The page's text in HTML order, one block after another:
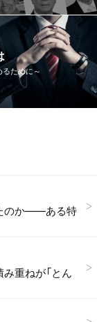
ために～
のか——ある特
重ねが「とん